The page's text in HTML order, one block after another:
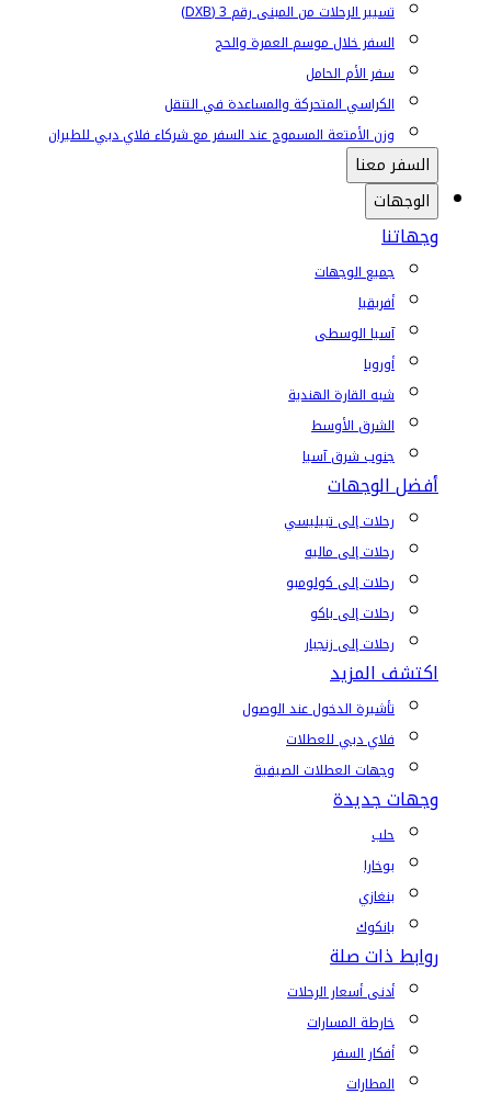
تسيير الرحلات من المبنى رقم 3 (DXB)
السفر خلال موسم العمرة والحج
سفر الأم الحامل
الكراسي المتحركة والمساعدة في التنقل
وزن الأمتعة المسموح عند السفر مع شركاء فلاي دبي للطيران
السفر معنا
الوجهات
وجهاتنا
جميع الوجهات
أفريقيا
آسيا الوسطى
أوروبا
شبه القارة الهندية
الشرق الأوسط
جنوب شرق آسيا
أفضل الوجهات
رحلات إلى تبيليسي
رحلات إلى ماليه
رحلات إلى كولومبو
رحلات إلى باكو
رحلات إلى زنجبار
اكتشف المزيد
تأشيرة الدخول عند الوصول
فلاي دبي للعطلات
وجهات العطلات الصيفية
وجهات جديدة
حلب
بوخارا
بنغازي
بانكوك
روابط ذات صلة
أدنى أسعار الرحلات
خارطة المسارات
أفكار السفر
المطارات